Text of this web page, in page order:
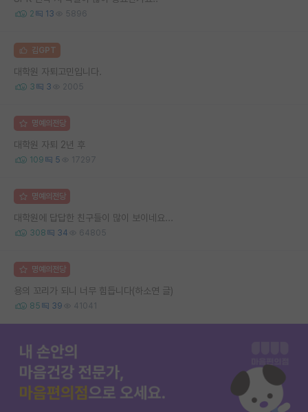
2 13 5896
김GPT
대학원 자퇴고민입니다.
3 3 2005
명예의전당
대학원 자퇴 2년 후
109 5 17297
명예의전당
대학원에 답답한 친구들이 많이 보이네요...
308 34 64805
명예의전당
용의 꼬리가 되니 너무 힘듭니다(하소연 글)
85 39 41041